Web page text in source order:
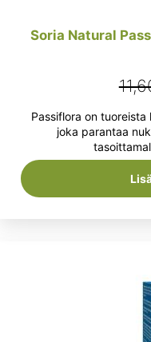
Soria Natural
Passiflora on
joka parantaa